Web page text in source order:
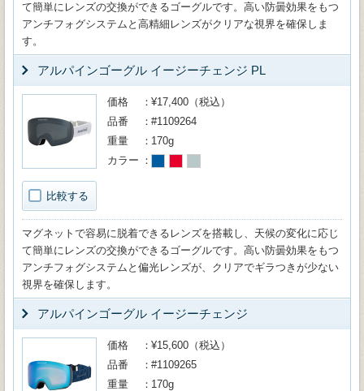
て簡単にレンズの交換ができるゴーグルです。高い防曇効果をもつ
アンチフォグシステムと高精細レンズがクリアな視界を確保しま
す。
アルパインゴーグル イージーチェンジ PL
比較する
価格
¥17,400（税込）
品番
#1109264
重量
170g
カラー
マグネットで容易に脱着できるレンズを搭載し、天候の変化に応じ
て簡単にレンズの交換ができるゴーグルです。高い防曇効果をもつ
アンチフォグシステムと偏光レンズが、クリアでギラつきが少ない
視界を確保します。
アルパインゴーグル イージーチェンジ
価格
¥15,600（税込）
品番
#1109265
重量
170g